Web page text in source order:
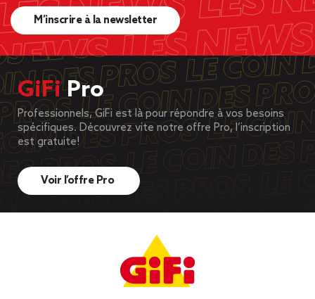
M’inscrire à la newsletter
GiFiPro
Professionnels, GiFi est là pour répondre à vos besoins
spécifiques. Découvrez vite notre offre Pro, l’inscription
est gratuite!
Voir l’offre Pro